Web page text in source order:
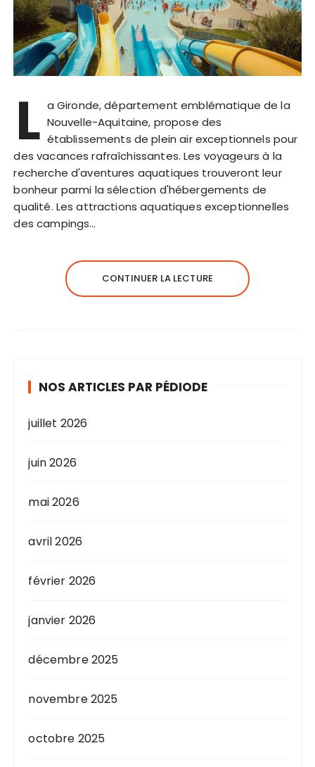
L a Gironde, département emblématique de la
Nouvelle-Aquitaine, propose des
établissements de plein air exceptionnels pour
des vacances rafraîchissantes. Les voyageurs à la
recherche d'aventures aquatiques trouveront leur
bonheur parmi la sélection d'hébergements de
qualité. Les attractions aquatiques exceptionnelles
des campings…
CONTINUER LA LECTURE
NOS ARTICLES PAR PÉDIODE
juillet 2026
juin 2026
mai 2026
avril 2026
février 2026
janvier 2026
décembre 2025
novembre 2025
octobre 2025